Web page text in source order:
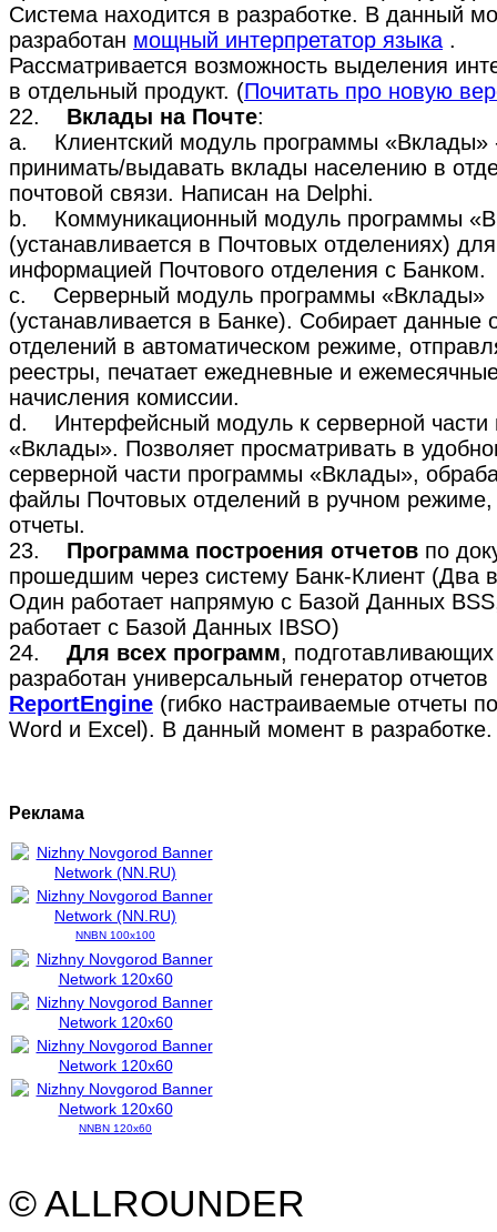
Система находится в разработке. В данный
разработан мощный интерпретатор языка .
Рассматривается возможность выделения
в отдельный продукт. (Почитать про новую
22.
Вклады на Почте:
a. Клиентский модуль программы «Вклады»
принимать/выдавать вклады населению в
почтовой связи. Написан на Delphi.
b. Коммуникационный модуль программы
(устанавливается в Почтовых отделениях)
информацией Почтового отделения с Банком.
c. Серверный модуль программы «Вклады»
(устанавливается в Банке). Собирает данные
отделений в автоматическом режиме,
реестры, печатает ежедневные и
начисления комиссии.
d. Интерфейсный модуль к серверной части
«Вклады». Позволяет просматривать в
серверной части программы «Вклады»,
файлы Почтовых отделений в ручном режиме,
отчеты.
23. Программа построения отчетов по
прошедшим через систему Банк-Клиент (Два
Один работает напрямую с Базой Данных
работает с Базой Данных IBSO)
24. Для всех программ, подготавливающих
разработан универсальный генератор отчетов
ReportEngine (гибко настраиваемые отчеты
Word и Excel). В данный момент в разработке.
Реклама
NNBN 100x100
NNBN 120x60
© ALLROUNDER